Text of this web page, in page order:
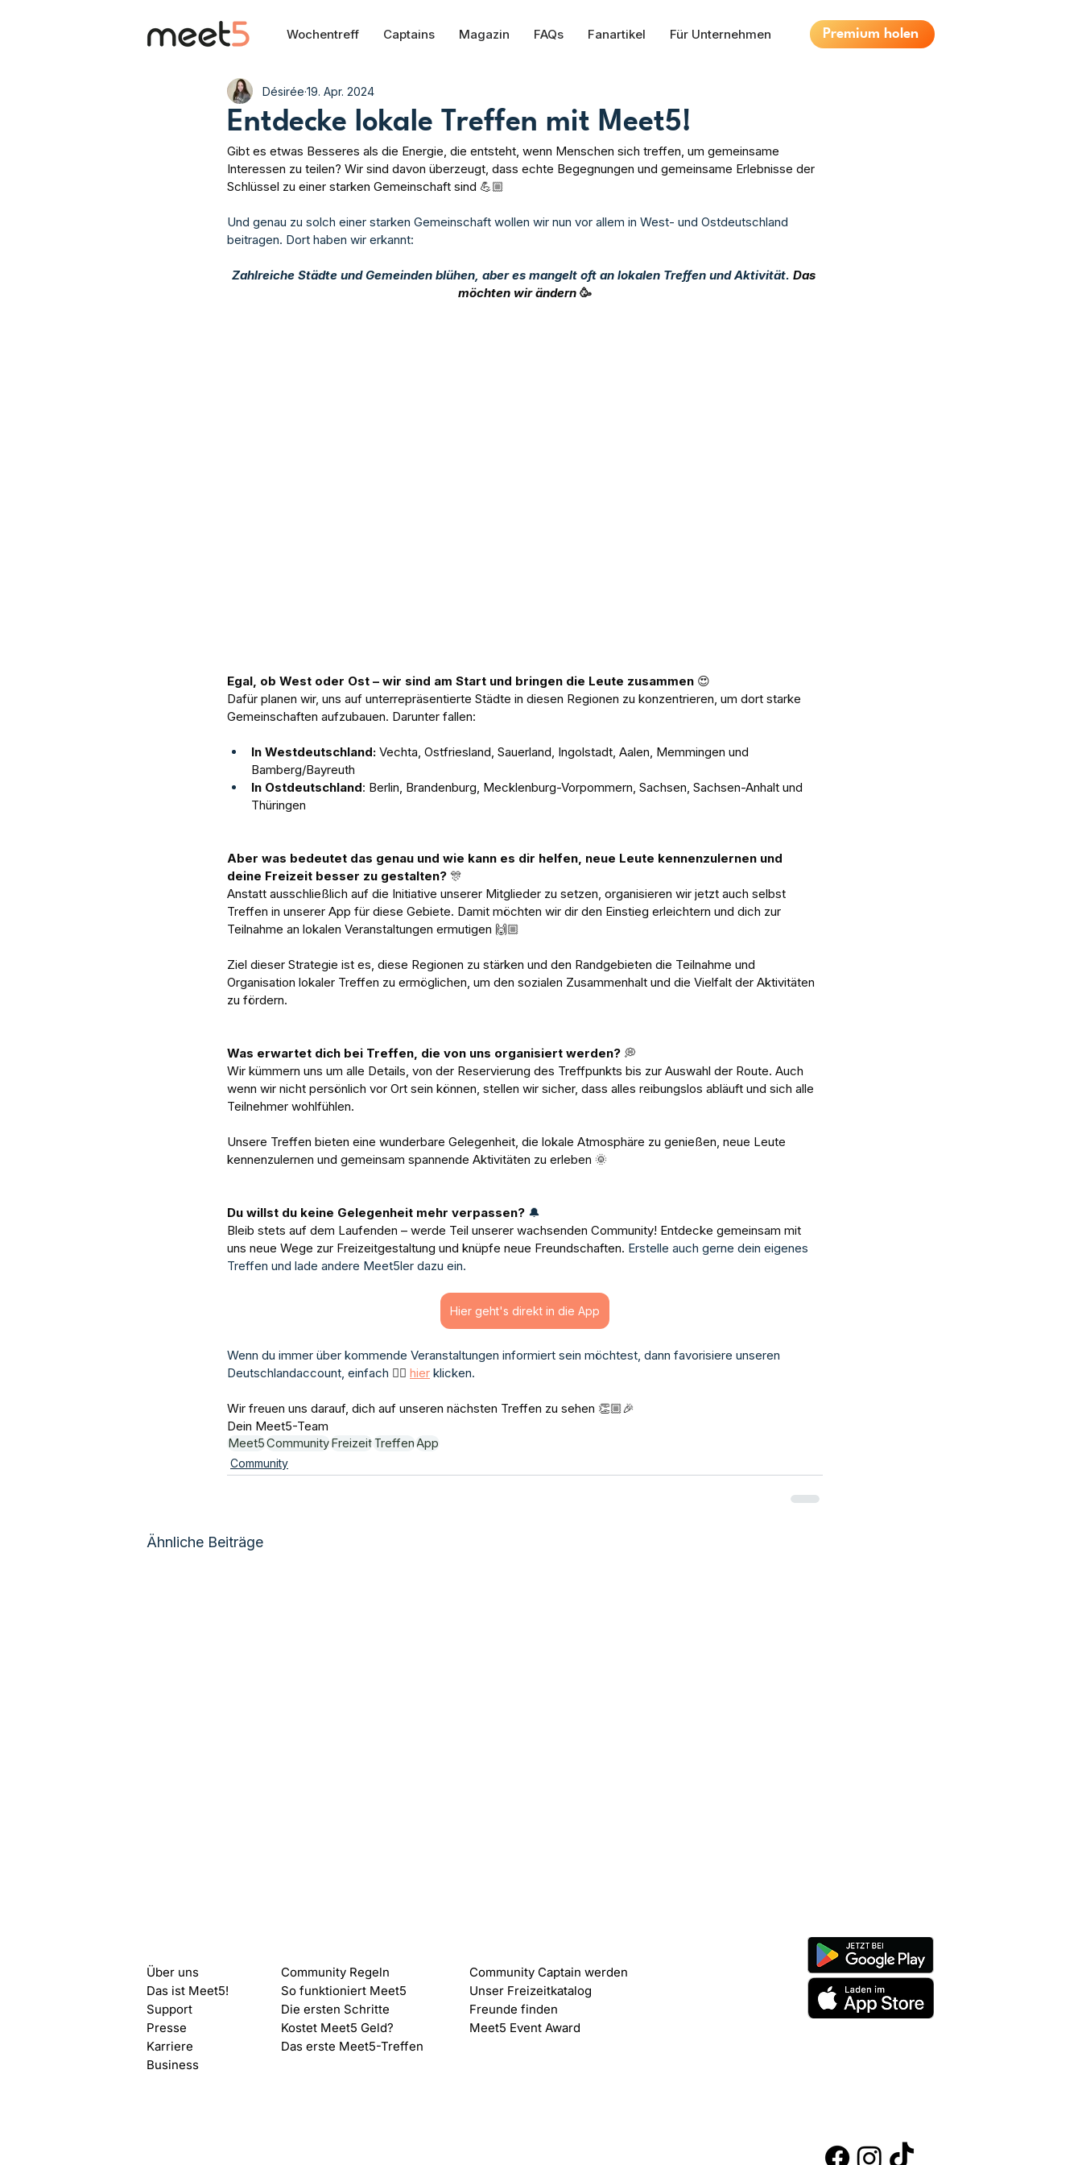
Wochentreff Captains Magazin FAQs Fanartikel Für Unternehmen Premium holen
Entdecke lokale Treffen mit Meet5!
Désirée 19. Apr. 2024
Gibt es etwas Besseres als die Energie, die entsteht, wenn Menschen sich treffen, um gemeinsame
Interessen zu teilen? Wir sind davon überzeugt, dass echte Begegnungen und gemeinsame Erlebnisse der
Schlüssel zu einer starken Gemeinschaft sind 💪🏼
Und genau zu solch einer starken Gemeinschaft wollen wir nun vor allem in West- und Ostdeutschland
beitragen. Dort haben wir erkannt:
Zahlreiche Städte und Gemeinden blühen, aber es mangelt oft an lokalen Treffen und Aktivität. Das
möchten wir ändern 🥳
Egal, ob West oder Ost – wir sind am Start und bringen die Leute zusammen 😍
Dafür planen wir, uns auf unterrepräsentierte Städte in diesen Regionen zu konzentrieren, um dort starke
Gemeinschaften aufzubauen. Darunter fallen:
In Westdeutschland: Vechta, Ostfriesland, Sauerland, Ingolstadt, Aalen, Memmingen und
Bamberg/Bayreuth
In Ostdeutschland: Berlin, Brandenburg, Mecklenburg-Vorpommern, Sachsen, Sachsen-Anhalt und
Thüringen
Aber was bedeutet das genau und wie kann es dir helfen, neue Leute kennenzulernen und
deine Freizeit besser zu gestalten? 🎊
Anstatt ausschließlich auf die Initiative unserer Mitglieder zu setzen, organisieren wir jetzt auch selbst
Treffen in unserer App für diese Gebiete. Damit möchten wir dir den Einstieg erleichtern und dich zur
Teilnahme an lokalen Veranstaltungen ermutigen 🙌🏼
Ziel dieser Strategie ist es, diese Regionen zu stärken und den Randgebieten die Teilnahme und
Organisation lokaler Treffen zu ermöglichen, um den sozialen Zusammenhalt und die Vielfalt der Aktivitäten
zu fördern.
Was erwartet dich bei Treffen, die von uns organisiert werden? 💭
Wir kümmern uns um alle Details, von der Reservierung des Treffpunkts bis zur Auswahl der Route. Auch
wenn wir nicht persönlich vor Ort sein können, stellen wir sicher, dass alles reibungslos abläuft und sich alle
Teilnehmer wohlfühlen.
Unsere Treffen bieten eine wunderbare Gelegenheit, die lokale Atmosphäre zu genießen, neue Leute
kennenzulernen und gemeinsam spannende Aktivitäten zu erleben 🌞
Du willst du keine Gelegenheit mehr verpassen? 🔔
Bleib stets auf dem Laufenden – werde Teil unserer wachsenden Community! Entdecke gemeinsam mit
uns neue Wege zur Freizeitgestaltung und knüpfe neue Freundschaften. Erstelle auch gerne dein eigenes
Treffen und lade andere Meet5ler dazu ein.
Hier geht's direkt in die App
Wenn du immer über kommende Veranstaltungen informiert sein möchtest, dann favorisiere unseren
Deutschlandaccount, einfach 👉🏼 hier klicken.
Wir freuen uns darauf, dich auf unseren nächsten Treffen zu sehen 👏🏼🎉
Dein Meet5-Team
Meet5CommunityFreizeitTreffenApp
Community
Ähnliche Beiträge
Juni
Freundschaft: 20 % auf Meet5
Premium
Meet5 Stories #1: Ein halbes
Jahrhundert Altersunterschied
Über uns
Das ist Meet5!
Support
Presse
Karriere
Business
Community Regeln
So funktioniert Meet5
Die ersten Schritte
Kostet Meet5 Geld?
Das erste Meet5-Treffen
Community Captain werden
Unser Freizeitkatalog
Freunde finden
Meet5 Event Award